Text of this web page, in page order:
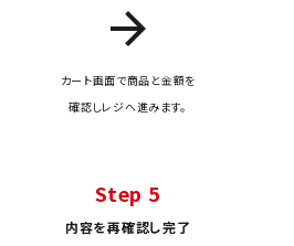
arrow_forward
カート画面で商品と金額を
確認しレジへ進みます。
Step 5
内容を再確認し完了